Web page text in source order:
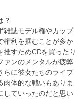
？
雑誌モデル権やカップ
権利を掴むことが多か
推すためCDを買ったり
ァンのメンタルが疲弊
らに彼女たちのライブ
肉体的な戦いもありま
していったのだと思い